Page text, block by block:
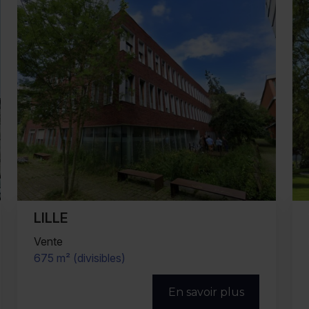
VILLENEUVE D'ASCQ
Location
200 m² (divisibles)
En savoir plus